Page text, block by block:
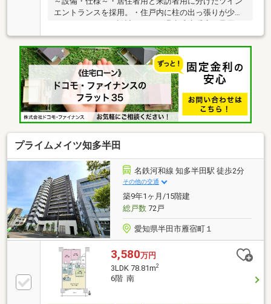
エントランスを採用。・住戸内に柱の出っ張りが少な
いアウトフレーム設計。・ガス温水式床暖房で足元か
らお部屋全体を温めます。・キッチンはライオンズオ
リジナルキッチンのL’s KITCHENを採用。・洗面化粧台
はKi-Le-i DRESSERを採用。・リビングで遊ぶお子様を
見守りながらお料理ができる対面式キッチン。・浴室
は1418タイプ、浴室換気乾燥機つき。・全室に遮音性
能Ｔ－１グレードの防音サッシを採用。・ペット飼育
可能。（飼育細則あり）・安心のTVモニター付きオー
トロック。・不在時に便利な宅配ボックス。
プライムメイツ知多半田
名鉄河和線 知多半田駅 徒歩2分
その他の交通
築9年1ヶ月/15階建
総戸数72戸
愛知県半田市雁宿町１
3,580万円
3LDK 78.81m2
6階 南